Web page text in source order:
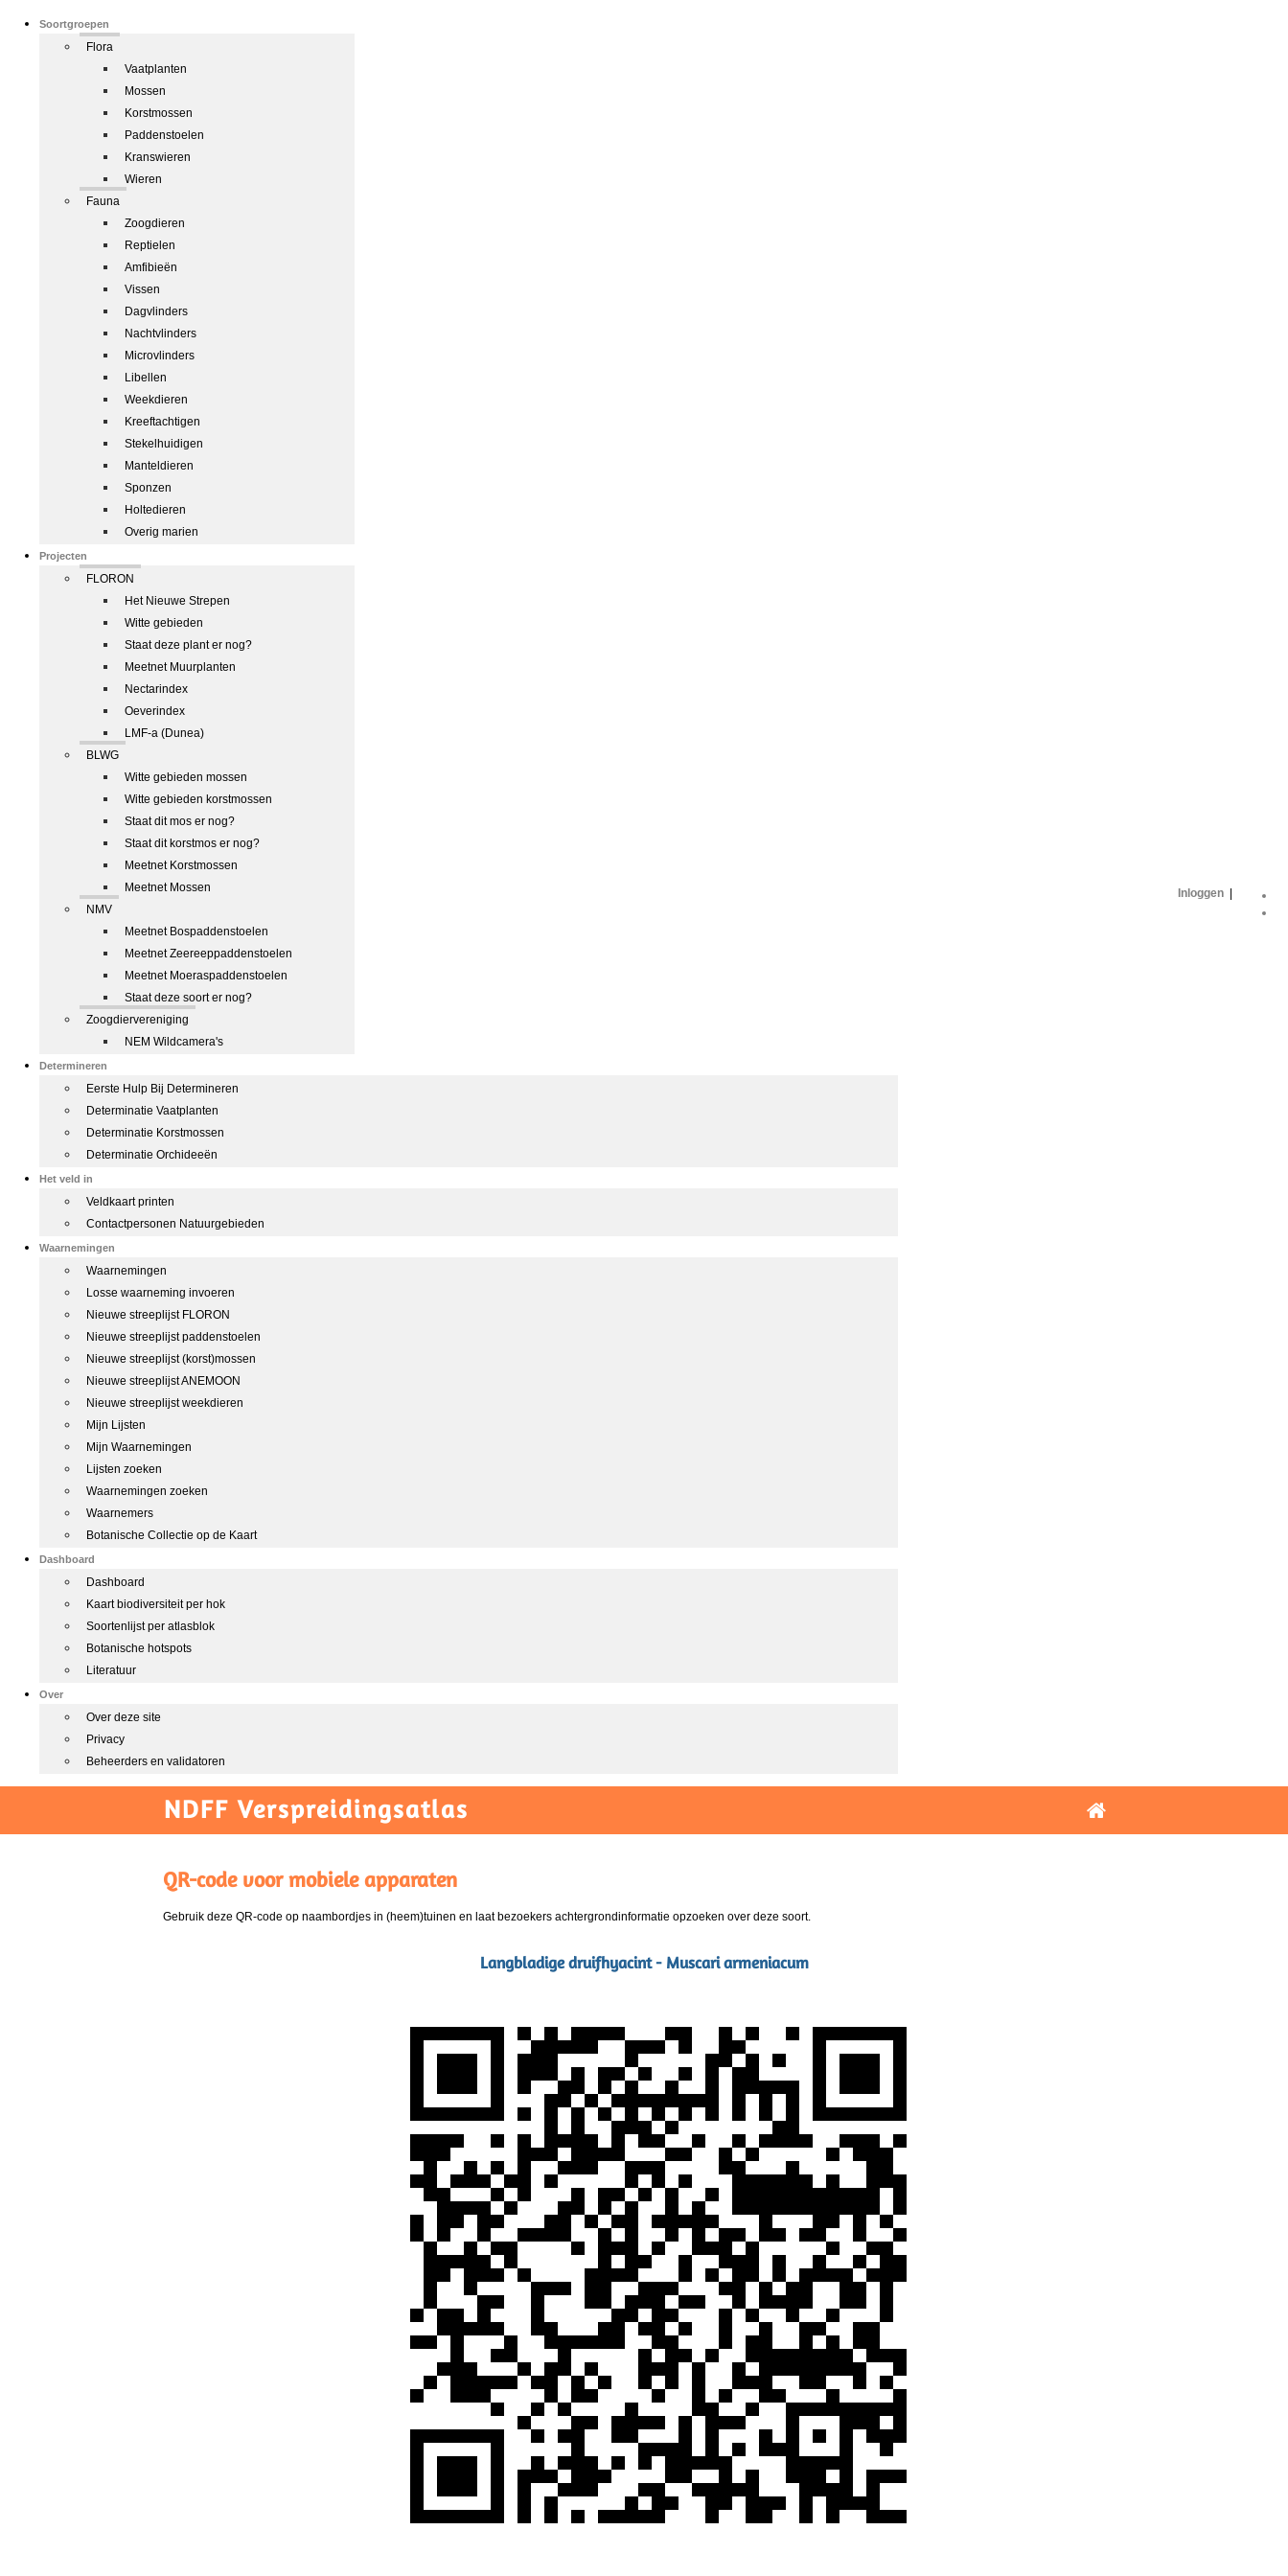
Soortgroepen
Flora
Vaatplanten
Mossen
Korstmossen
Paddenstoelen
Kranswieren
Wieren
Fauna
Zoogdieren
Reptielen
Amfibieën
Vissen
Dagvlinders
Nachtvlinders
Microvlinders
Libellen
Weekdieren
Kreeftachtigen
Stekelhuidigen
Manteldieren
Sponzen
Holtedieren
Overig marien
Projecten
FLORON
Het Nieuwe Strepen
Witte gebieden
Staat deze plant er nog?
Meetnet Muurplanten
Nectarindex
Oeverindex
LMF-a (Dunea)
BLWG
Witte gebieden mossen
Witte gebieden korstmossen
Staat dit mos er nog?
Staat dit korstmos er nog?
Meetnet Korstmossen
Meetnet Mossen
NMV
Meetnet Bospaddenstoelen
Meetnet Zeereeppaddenstoelen
Meetnet Moeraspaddenstoelen
Staat deze soort er nog?
Zoogdiervereniging
NEM Wildcamera's
Determineren
Eerste Hulp Bij Determineren
Determinatie Vaatplanten
Determinatie Korstmossen
Determinatie Orchideeën
Het veld in
Veldkaart printen
Contactpersonen Natuurgebieden
Waarnemingen
Waarnemingen
Losse waarneming invoeren
Nieuwe streeplijst FLORON
Nieuwe streeplijst paddenstoelen
Nieuwe streeplijst (korst)mossen
Nieuwe streeplijst ANEMOON
Nieuwe streeplijst weekdieren
Mijn Lijsten
Mijn Waarnemingen
Lijsten zoeken
Waarnemingen zoeken
Waarnemers
Botanische Collectie op de Kaart
Dashboard
Dashboard
Kaart biodiversiteit per hok
Soortenlijst per atlasblok
Botanische hotspots
Literatuur
Over
Over deze site
Privacy
Beheerders en validatoren
Inloggen
NDFF Verspreidingsatlas
QR-code voor mobiele apparaten
Gebruik deze QR-code op naambordjes in (heem)tuinen en laat bezoekers achtergrondinformatie opzoeken over deze soort.
Langbladige druifhyacint - Muscari armeniacum